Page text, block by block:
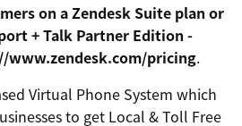
on a Zendesk Suite plan or
+ Talk Partner Edition -
www.zendesk.com/pricing.
Virtual Phone System which
to get Local & Toll Free